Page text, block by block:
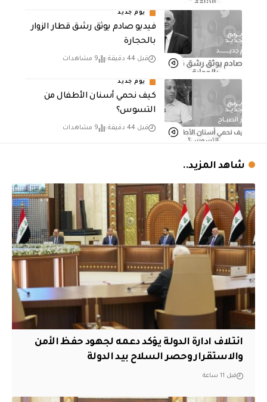
يوم جديد
فيديو صادم يوثق رشق قطار الزوار
بالحجارة
قبل 44 دقيقة 9 مشاهدات
يوم جديد
كيف نحمي أسنان الأطفال من
التسوس؟
قبل 44 دقيقة 9 مشاهدات
شاهد المزيد..
ائتلاف ادارة الدولة يؤكد دعمه لجهود حفظ الأمن
والاستقرار وحصر السلاح بيد الدولة
قبل 11 ساعة